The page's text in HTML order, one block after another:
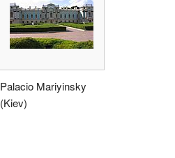
Palacio Mariyinsky
(Kiev)